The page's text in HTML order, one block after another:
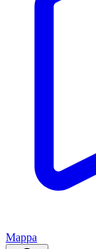
Mappa